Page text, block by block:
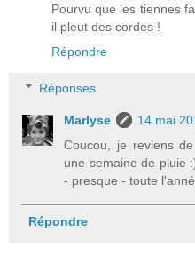
Pourvu que les tiennes
il pleut des cordes !
Répondre
Réponses
Marlyse
14 mai
Coucou, je reviens
une semaine de pluie
- presque - toute
Répondre